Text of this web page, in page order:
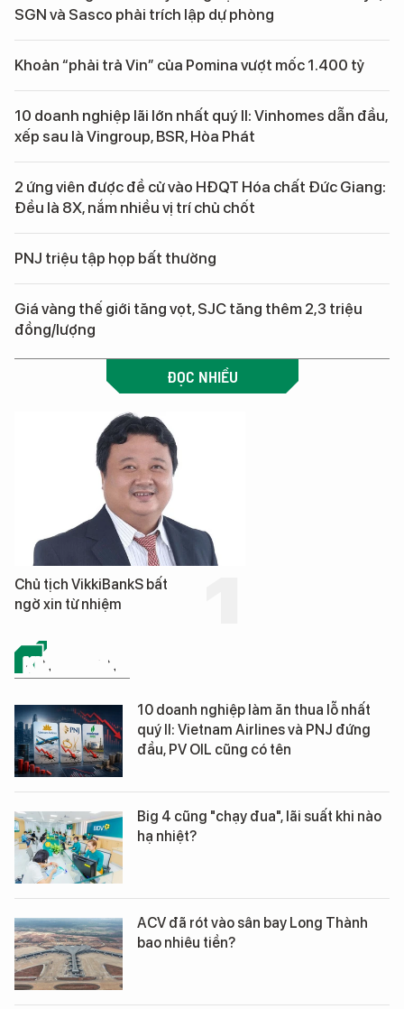
SGN và Sasco phải trích lập dự phòng
Khoản “phải trả Vin” của Pomina vượt mốc 1.400 tỷ
10 doanh nghiệp lãi lớn nhất quý II: Vinhomes dẫn đầu,
xếp sau là Vingroup, BSR, Hòa Phát
2 ứng viên được đề cử vào HĐQT Hóa chất Đức Giang:
Đều là 8X, nắm nhiều vị trí chủ chốt
PNJ triệu tập họp bất thường
Giá vàng thế giới tăng vọt, SJC tăng thêm 2,3 triệu
đồng/lượng
ĐỌC NHIỀU
Chủ tịch VikkiBankS bất
ngờ xin từ nhiệm
KINH DOANH
10 doanh nghiệp làm ăn thua lỗ nhất
quý II: Vietnam Airlines và PNJ đứng
đầu, PV OIL cũng có tên
Big 4 cũng "chạy đua", lãi suất khi nào
hạ nhiệt?
ACV đã rót vào sân bay Long Thành
bao nhiêu tiền?